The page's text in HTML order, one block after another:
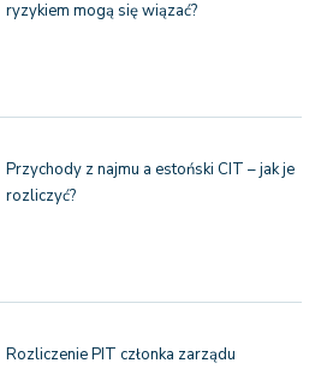
ryzykiem mogą się wiązać?
Przychody z najmu a estoński CIT – jak je
rozliczyć?
Rozliczenie PIT członka zarządu